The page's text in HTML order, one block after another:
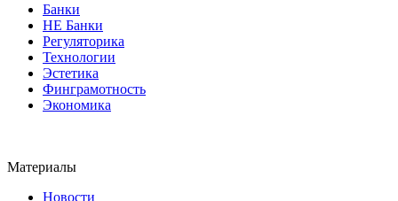
Банки
НЕ Банки
Регуляторика
Технологии
Эстетика
Финграмотность
Экономика
Материалы
Новости